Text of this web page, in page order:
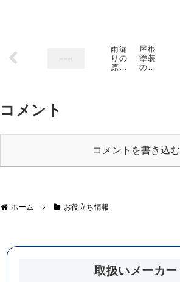
雨漏
りの
原因
イン
屋根
塗装
のタ
見分
コメント
コメントを書き込む
ホーム お役立ち情報
取扱いメーカー